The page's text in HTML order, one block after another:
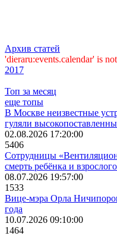
Архив статей
'dieraru:events.calendar' is
2017
Топ за месяц
еще топы
В Москве неизвестные
гуляли
02.08.2026 17:20:00
5406
Сотрудницы
смерть ребёнка и
08.07.2026 19:57:00
1533
Вице-мэра Орла
года
10.07.2026 09:10:00
1464